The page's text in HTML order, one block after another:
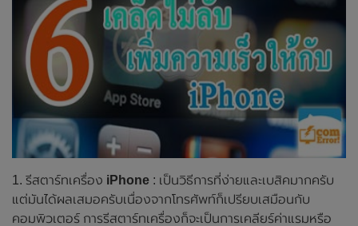
1. รีสตาร์ทเครื่อง iPhone : เป็นวิธีการที่ง่ายและเบสิคมากครับ
แต่มันได้ผลเสมอครับเนื่องจากโทรศัพท์ก็เปรียบเสมือนกับ
คอมพิวเตอร์ การรีสตาร์ทเครื่องก็จะเป็นการเคลียร์ค่าแรมหรือ